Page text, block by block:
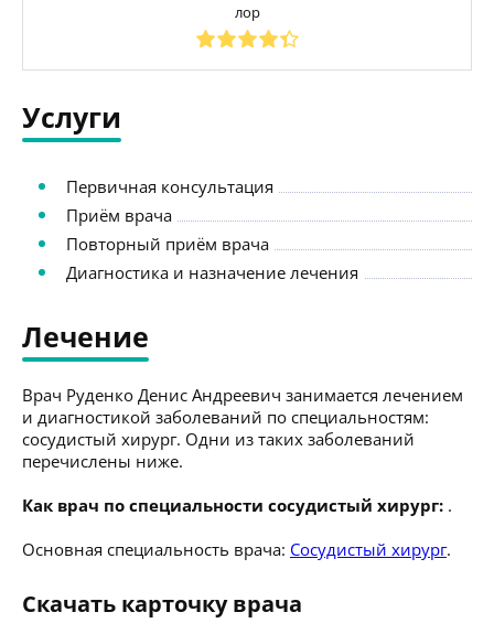
лор
Услуги
Первичная консультация
Приём врача
Повторный приём врача
Диагностика и назначение лечения
Лечение
Врач Руденко Денис Андреевич занимается лечением
и диагностикой заболеваний по специальностям:
сосудистый хирург. Одни из таких заболеваний
перечислены ниже.
Как врач по специальности сосудистый хирург: .
Основная специальность врача: Сосудистый хирург.
Скачать карточку врача